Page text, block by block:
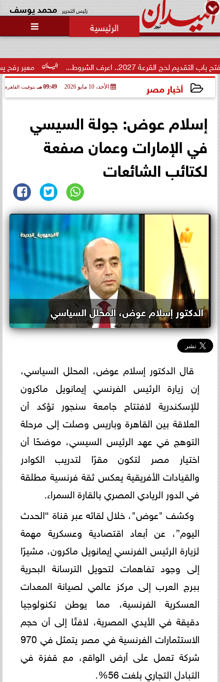
رئيس التحرير محمد يوسف

معبر رفح يستقبل 2027.. اعرف الشروط...
أخبار مصر الأحد، 10 مايو 2026 09:49 مـ بتوقيت القاهرة
إسلام عوض: جولة السيسي
في الإمارات وعمان صفعة
لكتائب الشائعات
الدكتور إسلام عوض، المحلل السياسي
قال الدكتور إسلام عوض، المحلل السياسي،
إن زيارة الرئيس الفرنسي إيمانويل ماكرون
للإسكندرية لافتتاح جامعة سنجور تؤكد أن
العلاقة بين القاهرة وباريس وصلت إلى مرحلة
التوهج في عهد الرئيس السيسي، موضحًا أن
اختيار مصر لتكون مقرًا لتدريب الكوادر
والقيادات الأفريقية يعكس ثقة فرنسية مطلقة
في الدور الريادي المصري بالقارة السمراء.
وكشف "عوض"، خلال لقائه عبر قناة “الحدث
اليوم”، عن أبعاد اقتصادية وعسكرية مهمة
لزيارة الرئيس الفرنسي إيمانويل ماكرون، مشيرًا
إلى وجود تفاهمات لتحويل الترسانة البحرية
ببرج العرب إلى مركز عالمي لصيانة المعدات
العسكرية الفرنسية، مما يوطن تكنولوجيا
دقيقة في الأيدي المصرية، لافتًا إلى أن حجم
الاستثمارات الفرنسية في مصر يتمثل في 970
شركة تعمل على أرض الواقع، مع قفزة في
التبادل التجاري بلغت 56%.